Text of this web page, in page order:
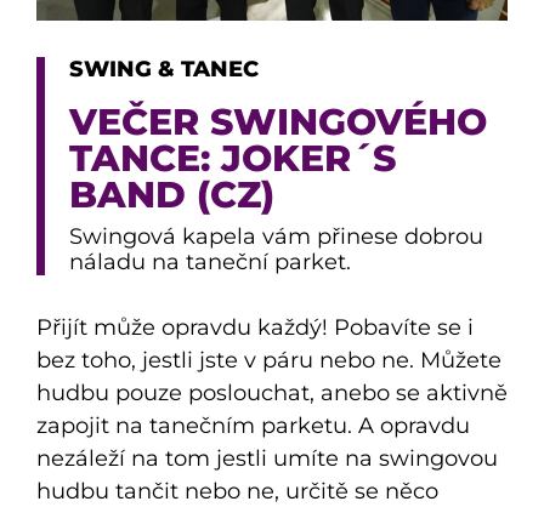
SWING & TANEC
VEČER SWINGOVÉHO
TANCE: JOKER´S
BAND (CZ)
Swingová kapela vám přinese dobrou
náladu na taneční parket.
Přijít může opravdu každý! Pobavíte se i
bez toho, jestli jste v páru nebo ne. Můžete
hudbu pouze poslouchat, anebo se aktivně
zapojit na tanečním parketu. A opravdu
nezáleží na tom jestli umíte na swingovou
hudbu tančit nebo ne, určitě se něco